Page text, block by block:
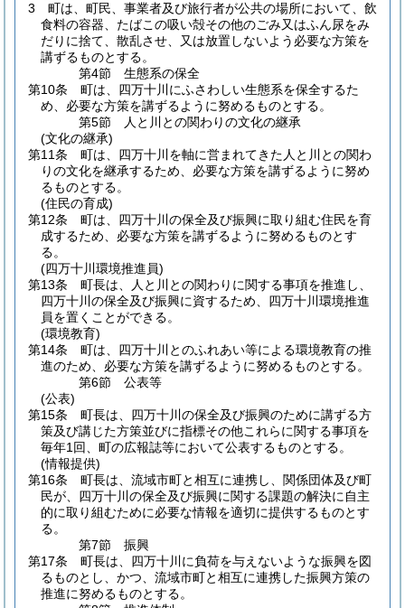
3
町は、町民、事業者及び旅行者が公共の場所において、飲
食料の容器、たばこの吸い殻その他のごみ又はふん尿をみ
だりに捨て、散乱させ、又は放置しないよう必要な方策を
講ずるものとする。
第4節
生態系の保全
第10条
町は、四万十川にふさわしい生態系を保全するた
め、必要な方策を講ずるように努めるものとする。
第5節
人と川との関わりの文化の継承
(文化の継承)
第11条
町は、四万十川を軸に営まれてきた人と川との関わ
りの文化を継承するため、必要な方策を講ずるように努め
るものとする。
(住民の育成)
第12条
町は、四万十川の保全及び振興に取り組む住民を育
成するため、必要な方策を講ずるように努めるものとす
る。
(四万十川環境推進員)
第13条
町長は、人と川との関わりに関する事項を推進し、
四万十川の保全及び振興に資するため、四万十川環境推進
員を置くことができる。
(環境教育)
第14条
町は、四万十川とのふれあい等による環境教育の推
進のため、必要な方策を講ずるように努めるものとする。
第6節
公表等
(公表)
第15条
町長は、四万十川の保全及び振興のために講ずる方
策及び講じた方策並びに指標その他これらに関する事項を
毎年1回、町の広報誌等において公表するものとする。
(情報提供)
第16条
町長は、流域市町と相互に連携し、関係団体及び町
民が、四万十川の保全及び振興に関する課題の解決に自主
的に取り組むために必要な情報を適切に提供するものとす
る。
第7節
振興
第17条
町長は、四万十川に負荷を与えないような振興を図
るものとし、かつ、流域市町と相互に連携した振興方策の
推進に努めるものとする。